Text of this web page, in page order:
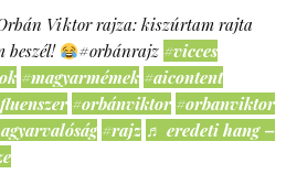
Viktor rajza: kiszúrtam rajta
beszél!
#orbánrajz #vicces
#magyarmémek #aicontent
#orbánviktor #orbanviktor
#rajz ♬ eredeti hang –